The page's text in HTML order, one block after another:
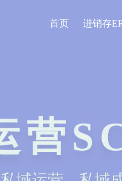
首页 进销存
程序